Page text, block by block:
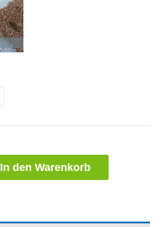
In den Warenkorb